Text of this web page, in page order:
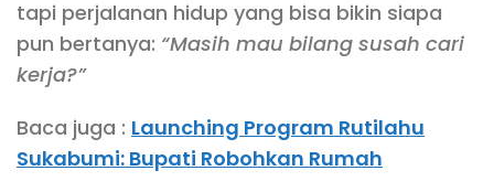
tapi perjalanan hidup yang bisa bikin siapa
pun bertanya: “Masih mau bilang susah cari
kerja?”
Baca juga : Launching Program Rutilahu
Sukabumi: Bupati Robohkan Rumah